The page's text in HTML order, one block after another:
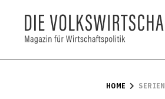
HOME SERIEN